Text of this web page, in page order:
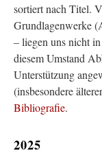
sortiert nach Titel.
Grundlagenwerke
– liegen uns nicht
diesem Umstand
Unterstützung
(insbesondere
Bibliografie.
2025